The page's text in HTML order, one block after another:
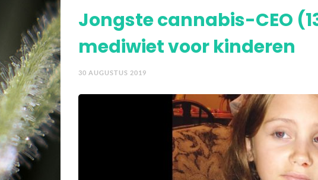
Jongste cannabis-CEO
mediwiet voor kinderen
30 AUGUSTUS 2019